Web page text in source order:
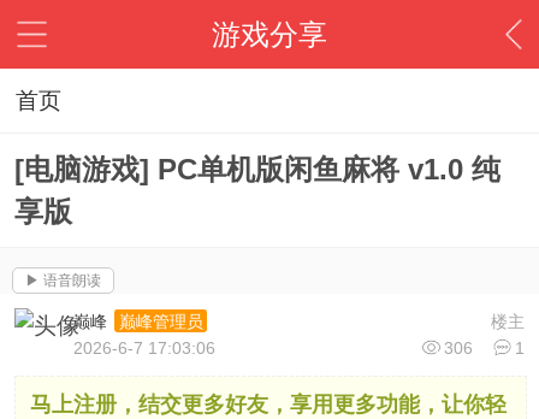
游戏分享
首页
[电脑游戏] PC单机版闲鱼麻将 v1.0 纯
享版
▶ 语音朗读
楼主
巅峰
巅峰管理员
306
1
2026-6-7 17:03:06
马上注册，结交更多好友，享用更多功能，让你轻